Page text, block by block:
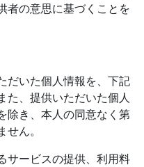
者の意思に基づくことを
だいた個人情報を、下記
た、提供いただいた個人
除き、本人の同意なく第
ん。
サービスの提供、利用料